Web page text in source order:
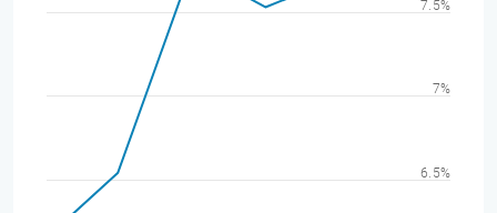
6.5%
7%
7.5%